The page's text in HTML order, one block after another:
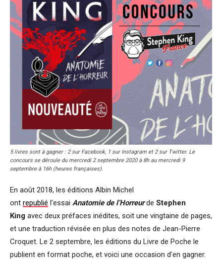
5 livres sont à gagner : 2 sur Facebook, 1 sur Instagram et 2 sur Twitter. Le
concours se déroule du mercredi 2 septembre 2020 à 8h au mercredi 9
septembre à 16h (heures françaises).
En août 2018, les éditions Albin Michel
ont republié l’essai Anatomie de l’Horreurde Stephen
King avec deux préfaces inédites, soit une vingtaine de pages,
et une traduction révisée en plus des notes de Jean-Pierre
Croquet. Le 2 septembre, les éditions du Livre de Poche le
publient en format poche, et voici une occasion d’en gagner.